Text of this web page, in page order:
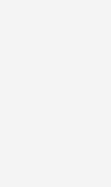
den Markt
des ift Rosenheim
Informationen
2025